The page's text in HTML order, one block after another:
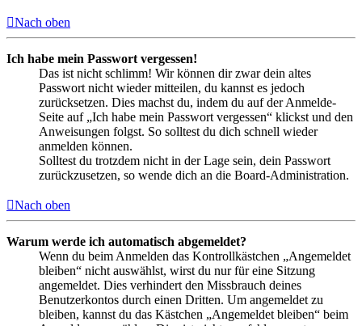
Nach oben
Ich habe mein Passwort vergessen!
Das ist nicht schlimm! Wir können dir zwar dein altes
Passwort nicht wieder mitteilen, du kannst es jedoch
zurücksetzen. Dies machst du, indem du auf der Anmelde-
Seite auf „Ich habe mein Passwort vergessen“ klickst und den
Anweisungen folgst. So solltest du dich schnell wieder
anmelden können.
Solltest du trotzdem nicht in der Lage sein, dein Passwort
zurückzusetzen, so wende dich an die Board-Administration.
Nach oben
Warum werde ich automatisch abgemeldet?
Wenn du beim Anmelden das Kontrollkästchen „Angemeldet
bleiben“ nicht auswählst, wirst du nur für eine Sitzung
angemeldet. Dies verhindert den Missbrauch deines
Benutzerkontos durch einen Dritten. Um angemeldet zu
bleiben, kannst du das Kästchen „Angemeldet bleiben“ beim